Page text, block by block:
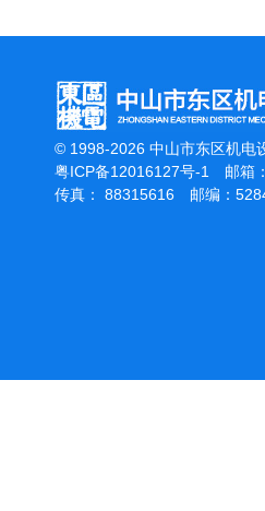
© 1998-2026 中山市东区机电
粤ICP备12016127号-1
邮箱：
传真： 88315616 邮编：